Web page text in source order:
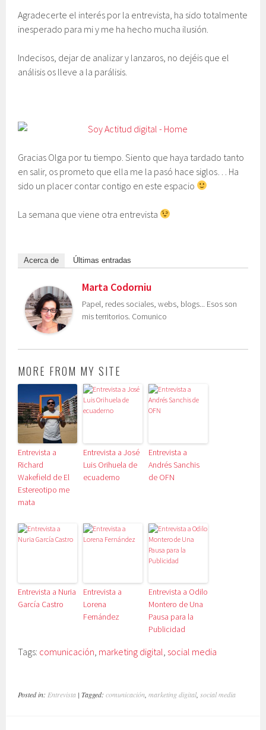
Agradecerte el interés por la entrevista, ha sido totalmente
inesperado para mi y me ha hecho mucha ilusión.
Indecisos, dejar de analizar y lanzaros, no dejéis que el
análisis os lleve a la parálisis.
Gracias Olga por tu tiempo. Siento que haya tardado tanto
en salir, os prometo que ella me la pasó hace siglos… Ha
sido un placer contar contigo en este espacio
La semana que viene otra entrevista
Acerca de Últimas entradas
Marta Codorniu
Papel, redes sociales, webs, blogs... Esos son
mis territorios. Comunico
MORE FROM MY SITE
Entrevista a
Richard
Wakefield de El
Estereotipo me
mata
Entrevista a José
Luis Orihuela de
ecuaderno
Entrevista a
Andrés Sanchis
de OFN
Entrevista a Nuria
García Castro
Entrevista a
Lorena
Fernández
Entrevista a Odilo
Montero de Una
Pausa para la
Publicidad
Tags: comunicación marketing digital social media
Posted in: Entrevista | Tagged:comunicación ,marketing digital ,social media